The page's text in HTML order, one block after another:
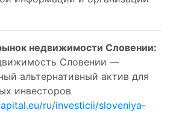
недвижимости Словении:
Словении —
альтернативный актив для
инвесторов
ru/investicii/sloveniya-